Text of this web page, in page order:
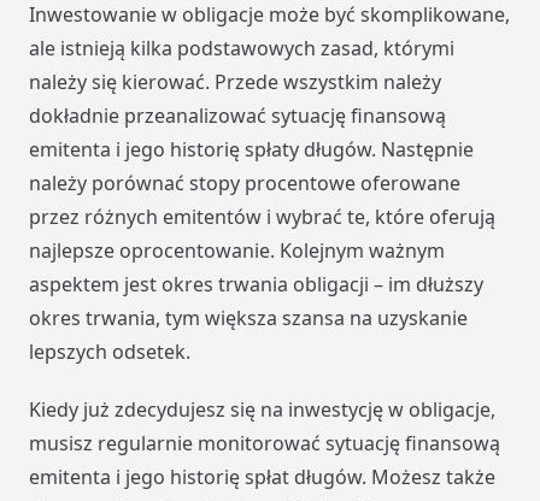
Inwestowanie w obligacje może być skomplikowane,
ale istnieją kilka podstawowych zasad, którymi
należy się kierować. Przede wszystkim należy
dokładnie przeanalizować sytuację finansową
emitenta i jego historię spłaty długów. Następnie
należy porównać stopy procentowe oferowane
przez różnych emitentów i wybrać te, które oferują
najlepsze oprocentowanie. Kolejnym ważnym
aspektem jest okres trwania obligacji – im dłuższy
okres trwania, tym większa szansa na uzyskanie
lepszych odsetek.
Kiedy już zdecydujesz się na inwestycję w obligacje,
musisz regularnie monitorować sytuację finansową
emitenta i jego historię spłat długów. Możesz także